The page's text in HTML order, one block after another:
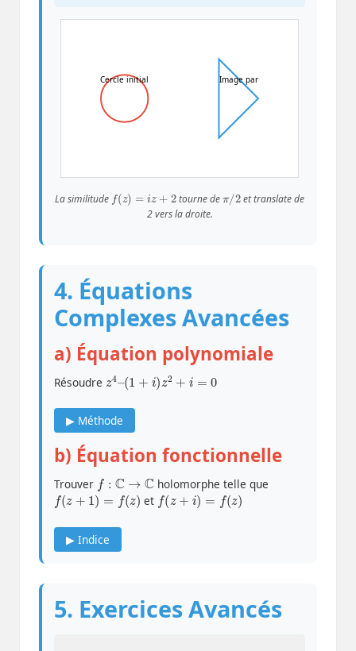
Cercle initial Image par
La similitude
f(z = 2
tourne de
/2
et translate de
2 vers la droite.
4. Équations
Complexes Avancées
a) Équation polynomiale
Résoudre
4 ( z2 +i
▶ Méthode
b) Équation fonctionnelle
Trouver
: →
holomorphe telle que
f(z+1)= f( z)
et
f(z+i)=f(z)
▶ Indice
5. Exercices Avancés